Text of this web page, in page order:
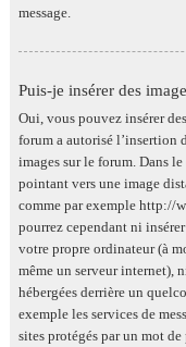
message.
Puis-je insérer des
Oui, vous pouvez insérer
forum a autorisé l’insertion
images sur le forum. Dans
pointant vers une image
comme par exemple http://
pourrez cependant ni
votre propre ordinateur (à
même un serveur internet),
hébergées derrière un
exemple les services de
sites protégés par un mot